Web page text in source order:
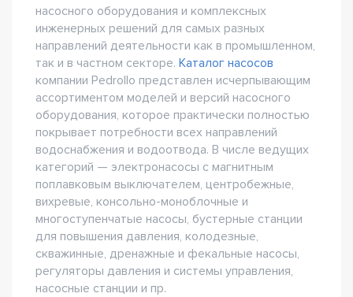
насосного оборудования и комплексных
инженерных решений для самых разных
направлений деятельности как в промышленном,
так и в частном секторе. Каталог насосов
компании Pedrollo представлен исчерпывающим
ассортиментом моделей и версий насосного
оборудования, которое практически полностью
покрывает потребности всех направлений
водоснабжения и водоотвода. В числе ведущих
категорий — электронасосы с магнитным
поплавковым выключателем, центробежные,
вихревые, консольно-моноблочные и
многоступенчатые насосы, бустерные станции
для повышения давления, колодезные,
скважинные, дренажные и фекальные насосы,
регуляторы давления и системы управления,
насосные станции и пр.